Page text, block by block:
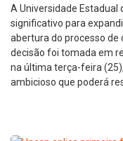
A Universidade Estadual
significativo para
abertura do processo de
decisão foi tomada em
na última terça-feira
ambicioso que poderá